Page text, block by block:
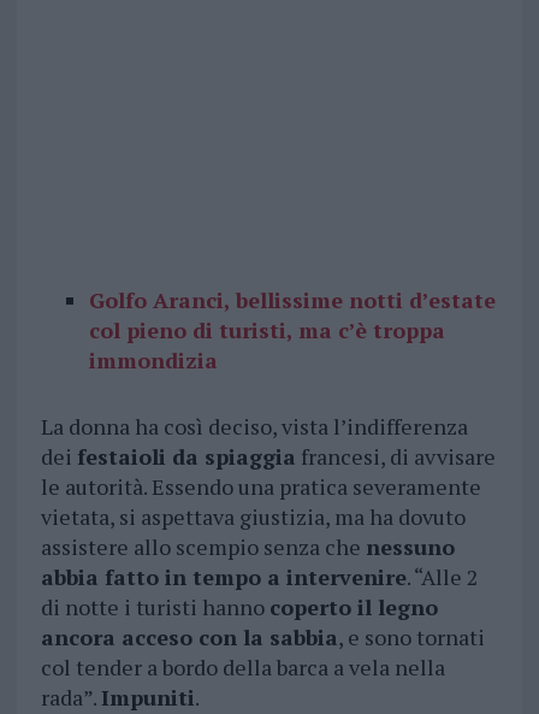
Golfo Aranci, bellissime notti d’estate
col pieno di turisti, ma c’è troppa
immondizia
La donna ha così deciso, vista l’indifferenza
dei festaioli da spiaggia francesi, di avvisare
le autorità. Essendo una pratica severamente
vietata, si aspettava giustizia, ma ha dovuto
assistere allo scempio senza che nessuno
abbia fatto in tempo a intervenire. “Alle 2
di notte i turisti hanno coperto il legno
ancora acceso con la sabbia, e sono tornati
col tender a bordo della barca a vela nella
rada”. Impuniti.